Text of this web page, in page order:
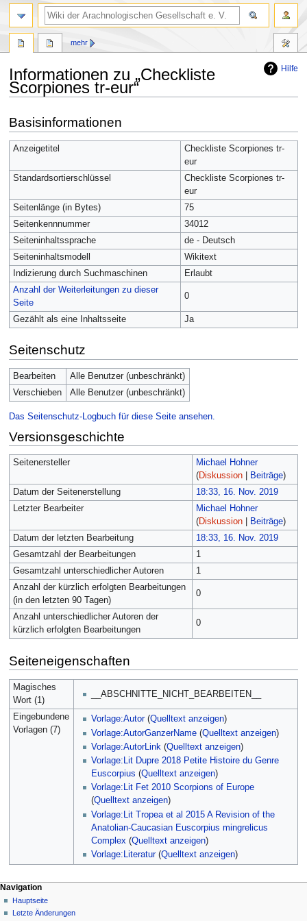
Hilfe
Informationen zu „Checkliste
Scorpiones tr-eur“
Navigation
springen
Suche
springen
Basisinformationen
Anzeigetitel
Checkliste Scorpiones tr-
eur
Standardsortierschlüssel
Checkliste Scorpiones tr-
eur
Seitenlänge (in Bytes)
75
Seitenkennnummer
34012
Seiteninhaltssprache
de - Deutsch
Seiteninhaltsmodell
Wikitext
Indizierung durch Suchmaschinen
Erlaubt
Anzahl der Weiterleitungen zu dieser
Seite
0
Gezählt als eine Inhaltsseite Ja
Seitenschutz
Bearbeiten
Alle Benutzer (unbeschränkt)
Verschieben
Alle Benutzer (unbeschränkt)
Das Seitenschutz-Logbuch für diese Seite ansehen.
Versionsgeschichte
Seitenersteller
Michael Hohner
(Diskussion| Beiträge)
Datum der Seitenerstellung
18:33, 16. Nov. 2019
Letzter Bearbeiter
Michael Hohner
(Diskussion| Beiträge)
Datum der letzten Bearbeitung
18:33, 16. Nov. 2019
Gesamtzahl der Bearbeitungen
1
Gesamtzahl unterschiedlicher Autoren
1
Anzahl der kürzlich erfolgten Bearbeitungen
(in den letzten 90 Tagen)
0
Anzahl unterschiedlicher Autoren der
kürzlich erfolgten Bearbeitungen
0
Seiteneigenschaften
Magisches
Wort (1)
__ABSCHNITTE_NICHT_BEARBEITEN__
Eingebundene
Vorlagen (7)
Vorlage:Autor(Quelltext anzeigen)
Vorlage:AutorGanzerName (Quelltext anzeigen)
Vorlage:AutorLink (Quelltext anzeigen)
Vorlage:Lit Dupre 2018 Petite Histoire du Genre
Euscorpius (Quelltext anzeigen)
Vorlage:Lit Fet 2010 Scorpions of Europe
(Quelltext anzeigen)
Vorlage:Lit Tropea et al 2015 A Revision of the
Anatolian-Caucasian Euscorpius mingrelicus
Complex (Quelltext anzeigen)
Vorlage:Literatur(Quelltext anzeigen)
mehr
Navigation
Hauptseite
Letzte Änderungen